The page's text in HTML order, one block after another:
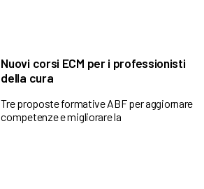
Nuovi corsi ECM per i professionisti
della cura
Tre proposte formative ABF per aggiornare
competenze e migliorare la